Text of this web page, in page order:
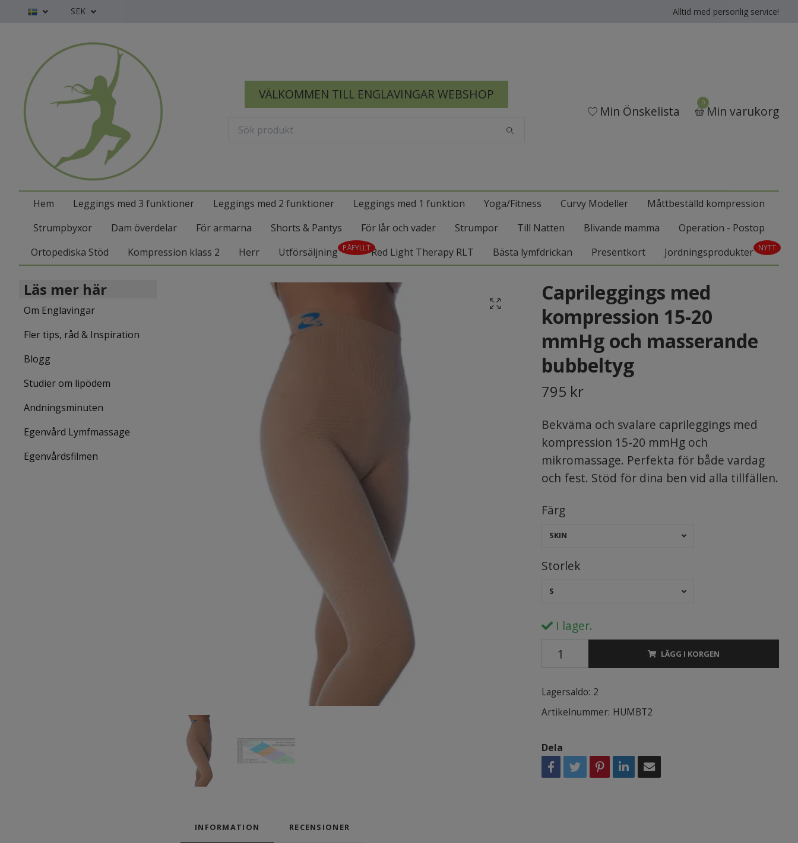
SEK Alltid med personlig service!
VÄLKOMMEN TILL ENGLAVINGAR WEBSHOP
Min Önskelista
0
Min varukorg
Hem Leggings med 3 funktioner Leggings med 2 funktioner Leggings med 1 funktion Yoga/Fitness Curvy Modeller
Måttbeställd kompression
Strumpbyxor
Dam överdelar För armarna Shorts & Pantys För lår och vader Strumpor Till Natten Blivande mamma
Operation - Postop
Ortopediska Stöd
Kompression klass 2 Herr Utförsäljning PÅFYLLTRed Light Therapy RLT Bästa lymfdrickan Presentkort Jordningsprodukter NYTT
Läs mer här
Om Englavingar
Fler tips, råd & Inspiration
Blogg
Studier om lipödem
Andningsminuten
Egenvård Lymfmassage
Egenvårdsfilmen
Caprileggings med
kompression 15-20
mmHg och masserande
bubbeltyg
795 kr
Bekväma och svalare caprileggings med
kompression 15-20 mmHg och
mikromassage. Perfekta för både vardag
och fest. Stöd för dina ben vid alla tillfällen.
Färg
SKIN
Storlek
S
I lager.
LÄGG I KORGEN
Lagersaldo: 2
Artikelnummer: HUMBT2
Dela
INFORMATION RECENSIONER